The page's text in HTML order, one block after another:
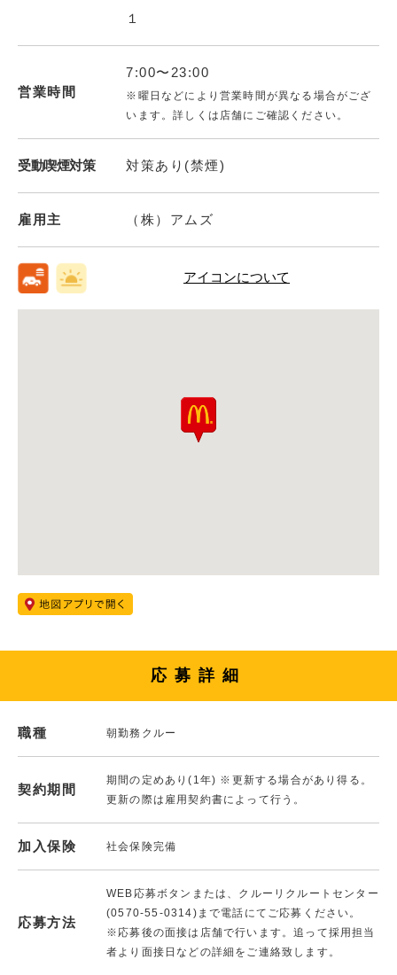
１
営業時間
7:00〜23:00
※曜日などにより営業時間が異なる場合がござ
います。詳しくは店舗にご確認ください。
受動喫煙対策 対策あり(禁煙)
雇用主 （株）アムズ
アイコンについて
応募詳細
職種 朝勤務クルー
契約期間
期間の定めあり(1年) ※更新する場合があり得る。
更新の際は雇用契約書によって行う。
加入保険 社会保険完備
応募方法
WEB応募ボタンまたは、クルーリクルートセンター
(0570-55-0314)まで電話にてご応募ください。
※応募後の面接は店舗で行います。追って採用担当
者より面接日などの詳細をご連絡致します。